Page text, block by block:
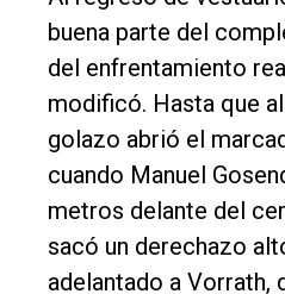
buena parte del
del enfrentamiento
modificó. Hasta que
golazo abrió el
cuando Manuel
metros delante del
sacó un derechazo
adelantado a Vorrath,